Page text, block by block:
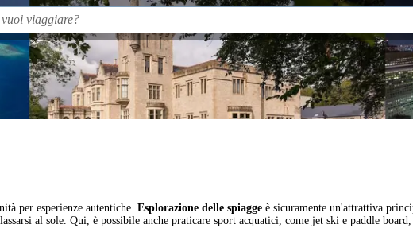
per esperienze autentiche.Esplorazione delle spiagge è sicuramente un'attrattiva
al sole. Qui, è possibile anche praticare sport acquatici, come jet ski e paddle board,